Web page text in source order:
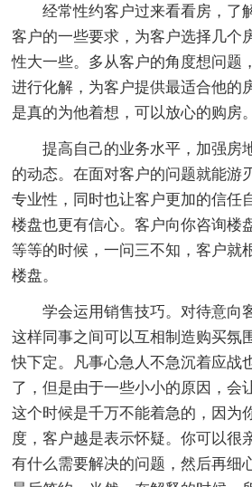
经常性约客户过来看看房，了
客户的一些要求，为客户选择几个
性大一些。多从客户的角度想问题
进行化解，为客户提供最适合他的
是真的为他着想，可以放心的购房。
提高自己的业务水平，加强房
的动态。在面对客户的问题就能游
专业性，同时也让客户更加的信任
楼盘也更有信心。客户向你咨询楼
等等的时候，一问三不知，客户就
楼盘。
学会运用销售技巧。对待意向
这样同事之间可以互相制造购买氛
快下定。凡事心急人不急沉着应战
了，但是由于一些小小的原因，会
这个时候是千万不能着急的，因为
度，客户越是表示怀疑。你可以很
有什么需要解决的问题，然后再细